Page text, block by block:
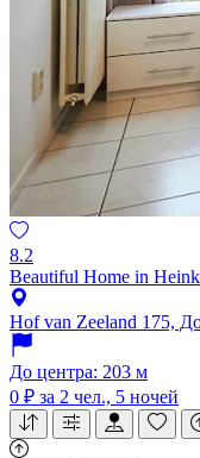
8.2
Beautiful Home in
Hof van Zeeland 175,
До центра: 203 м
0 ₽ за 2 чел., 5 ночей